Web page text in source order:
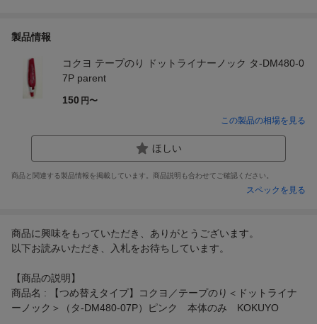
製品情報
コクヨ テープのり ドットライナーノック タ-DM480-0
7P parent
150 円〜
この製品の相場を見る
ほしい
商品と関連する製品情報を掲載しています。商品説明も合わせてご確認ください。
スペックを見る
商品に興味をもっていただき、ありがとうございます。
以下お読みいただき、入札をお待ちしています。
【商品の説明】
商品名 : 【つめ替えタイプ】コクヨ／テープのり＜ドットライナ
ーノック＞（タ-DM480-07P）ピンク 本体のみ KOKUYO